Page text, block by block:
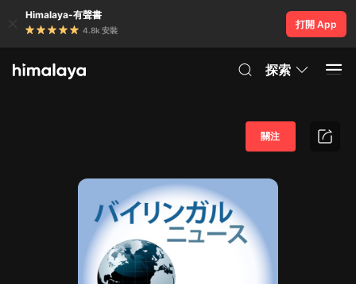
Himalaya-有聲書
4.8k 安裝
打開 App
探索
關注